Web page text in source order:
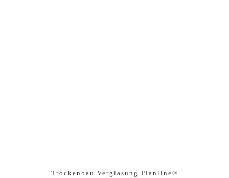
Trockenbau Verglasung Planline®